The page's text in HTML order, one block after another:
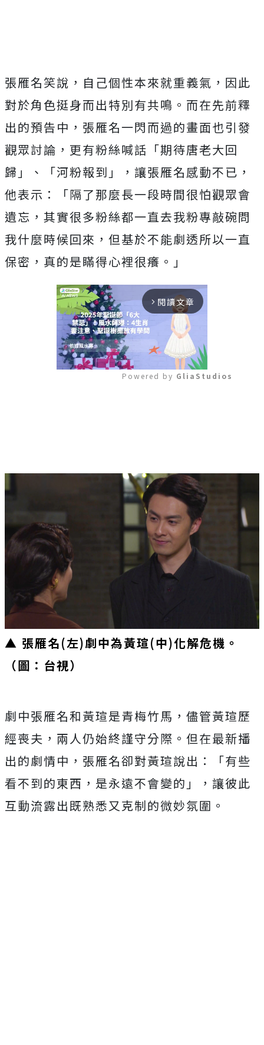
張雁名笑說，自己個性本來就重義氣，因此
對於角色挺身而出特別有共鳴。而在先前釋
出的預告中，張雁名一閃而過的畫面也引發
觀眾討論，更有粉絲喊話「期待唐老大回
歸」、「河粉報到」，讓張雁名感動不已，
他表示：「隔了那麼長一段時間很怕觀眾會
遺忘，其實很多粉絲都一直去我粉專敲碗問
我什麼時候回來，但基於不能劇透所以一直
保密，真的是瞞得心裡很癢。」
arrow_forward_ios 閱讀文章
Powered by GliaStudios
▲ 張雁名(左)劇中為黃瑄(中)化解危機。
（圖：台視）
劇中張雁名和黃瑄是青梅竹馬，儘管黃瑄歷
經喪夫，兩人仍始終謹守分際。但在最新播
出的劇情中，張雁名卻對黃瑄說出：「有些
看不到的東西，是永遠不會變的」，讓彼此
互動流露出既熟悉又克制的微妙氛圍。